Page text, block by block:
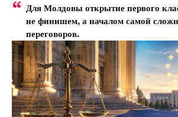
Для Молдовы открытие первого
не финишем, а началом самой
переговоров.